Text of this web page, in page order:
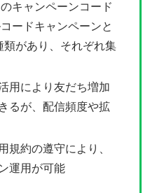
キャンペーンコード
ードキャンペーンと
類があり、それぞれ集
用により友だち増加
るが、配信頻度や拡
規約の遵守により、
運用が可能